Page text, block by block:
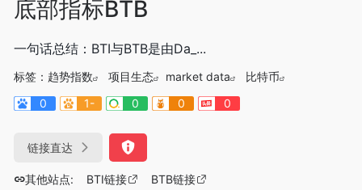
底部指标BTB
一句话总结：BTI与BTB是由Da_...
标签： 趋势指数 项目生态 market data
比特币
0
1- 0 0 0
链接直达
其他站点: BTI链接 BTB链接